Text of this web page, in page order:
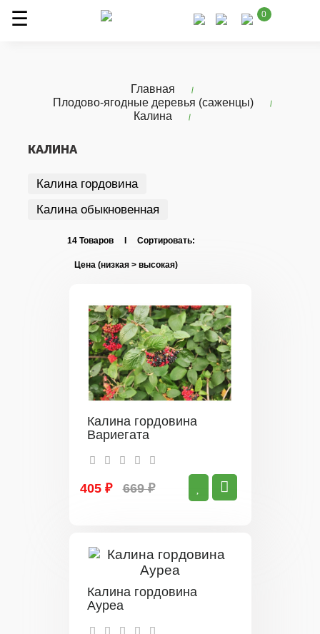
0
Главная
Плодово-ягодные деревья (саженцы)
Калина
КАЛИНА
Калина гордовина
Калина обыкновенная
14 Товаров I Сортировать:
Калина гордовина
Вариегата
405 ₽ 669 ₽
Калина гордовина
Ауреа